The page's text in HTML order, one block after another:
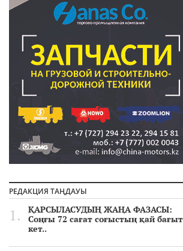
РЕДАКЦИЯ ТАҢДАУЫ
ҚАРСЫЛАСУДЫҢ ЖАҢА ФАЗАСЫ:
Соңғы 72 сағат соғыстың қай
кет..